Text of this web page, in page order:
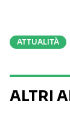
ATTUALITÀ
ALTRI